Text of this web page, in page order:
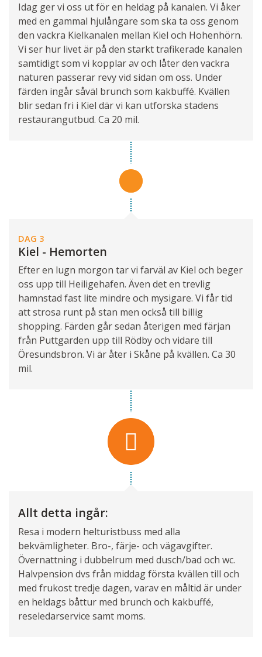
Idag ger vi oss ut för en heldag på kanalen. Vi åker
med en gammal hjulångare som ska ta oss genom
den vackra Kielkanalen mellan Kiel och Hohenhörn.
Vi ser hur livet är på den starkt trafikerade kanalen
samtidigt som vi kopplar av och låter den vackra
naturen passerar revy vid sidan om oss. Under
färden ingår såväl brunch som kakbuffé. Kvällen
blir sedan fri i Kiel där vi kan utforska stadens
restaurangutbud. Ca 20 mil.
DAG 3
Kiel - Hemorten
Efter en lugn morgon tar vi farväl av Kiel och beger
oss upp till Heiligehafen. Även det en trevlig
hamnstad fast lite mindre och mysigare. Vi får tid
att strosa runt på stan men också till billig
shopping. Färden går sedan återigen med färjan
från Puttgarden upp till Rödby och vidare till
Öresundsbron. Vi är åter i Skåne på kvällen. Ca 30
mil.
Allt detta ingår:
Resa i modern helturistbuss med alla
bekvämligheter. Bro-, färje- och vägavgifter.
Övernattning i dubbelrum med dusch/bad och wc.
Halvpension dvs från middag första kvällen till och
med frukost tredje dagen, varav en måltid är under
en heldags båttur med brunch och kakbuffé,
reseledarservice samt moms.